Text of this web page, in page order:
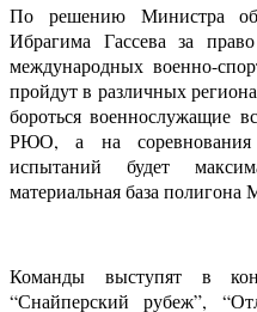
По решению Министра
Ибрагима Гассева за
международных военно-
пройдут в различных
бороться военнослужащие
РЮО, а на соревнования
испытаний будет
материальная база
Команды выступят в
“Снайперский рубеж”,